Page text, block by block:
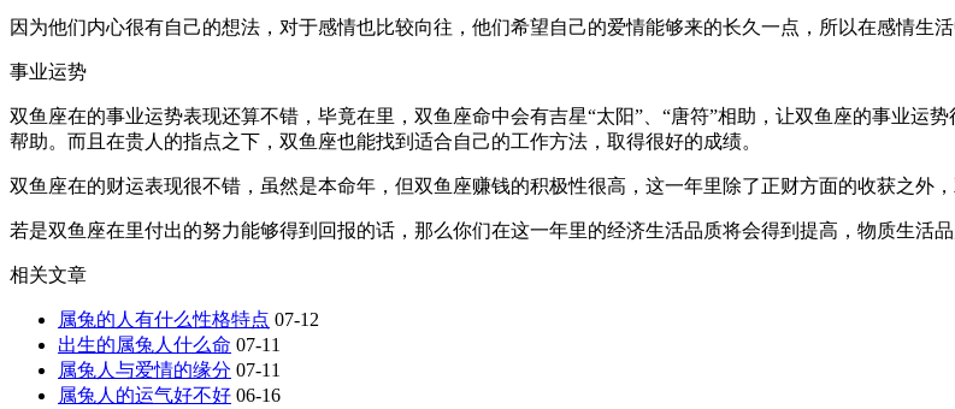
因为他们内心很有自己的想法，对于感情也比较向往，他们希望自己的爱情能够来的长久一点，所以在感情生
事业运势
双鱼座在的事业运势表现还算不错，毕竟在里，双鱼座命中会有吉星“太阳”、“唐符”相助，让双鱼座的事业运
帮助。而且在贵人的指点之下，双鱼座也能找到适合自己的工作方法，取得很好的成绩。
双鱼座在的财运表现很不错，虽然是本命年，但双鱼座赚钱的积极性很高，这一年里除了正财方面的收获之外
若是双鱼座在里付出的努力能够得到回报的话，那么你们在这一年里的经济生活品质将会得到提高，物质生活品
相关文章
属兔的人有什么性格特点 07-12
出生的属兔人什么命 07-11
属兔人与爱情的缘分 07-11
属兔人的运气好不好 06-16